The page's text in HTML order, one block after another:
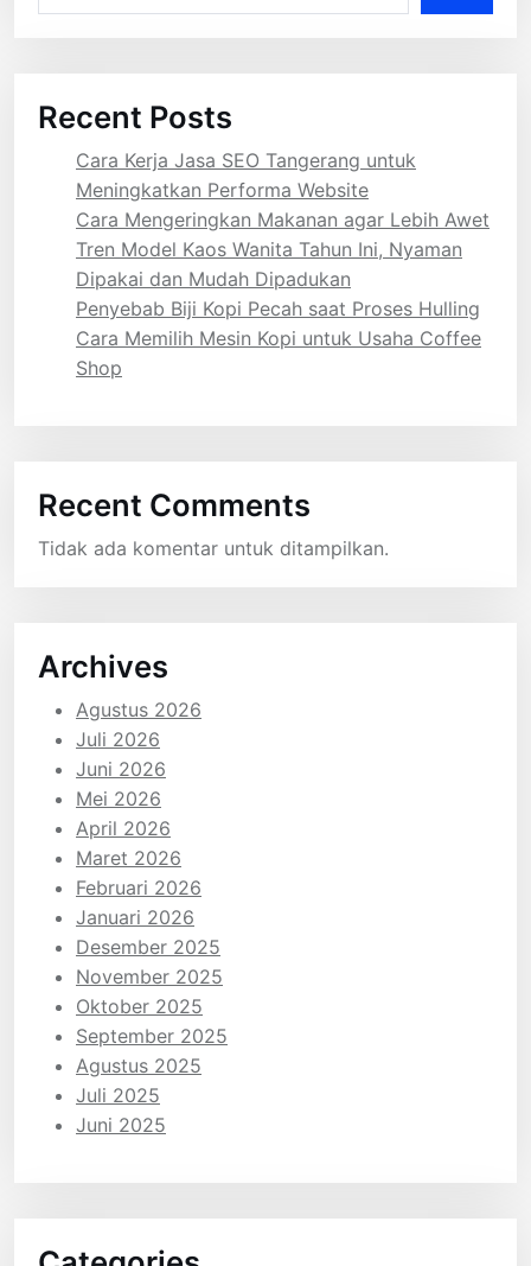
Recent Posts
Cara Kerja Jasa SEO Tangerang untuk
Meningkatkan Performa Website
Cara Mengeringkan Makanan agar Lebih Awet
Tren Model Kaos Wanita Tahun Ini, Nyaman
Dipakai dan Mudah Dipadukan
Penyebab Biji Kopi Pecah saat Proses Hulling
Cara Memilih Mesin Kopi untuk Usaha Coffee
Shop
Recent Comments
Tidak ada komentar untuk ditampilkan.
Archives
Agustus 2026
Juli 2026
Juni 2026
Mei 2026
April 2026
Maret 2026
Februari 2026
Januari 2026
Desember 2025
November 2025
Oktober 2025
September 2025
Agustus 2025
Juli 2025
Juni 2025